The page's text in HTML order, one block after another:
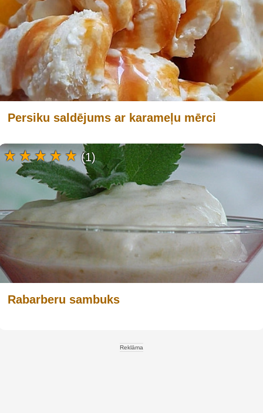
Persiku saldējums ar karameļu mērci
Rabarberu sambuks
(1)
Reklāma